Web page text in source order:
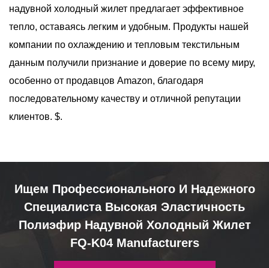
надувной холодный жилет предлагает эффективное
тепло, оставаясь легким и удобным. Продукты нашей
компании по охлаждению и тепловым текстильным
данным получили признание и доверие по всему миру,
особенно от продавцов Amazon, благодаря
последовательному качеству и отличной репутации
клиентов. $.
Ищем Профессионального И Надежного
Специалиста Высокая Эластичность
Полиэфир Надувной Холодный Жилет
FQ-K04 Manufacturers